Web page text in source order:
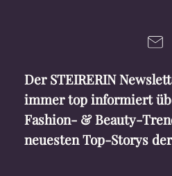
Der STEIRERIN
immer top informiert
Fashion- & Beauty-
neuesten Top-Storys